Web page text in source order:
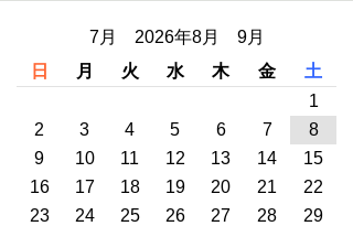
7月 2026年8月 9月
日
月 火 水 木 金
土
1
2
3 4 5 6 7
8
9
10 11 12 13 14
15
16
17 18 19 20 21
22
23
24 25 26 27 28
29